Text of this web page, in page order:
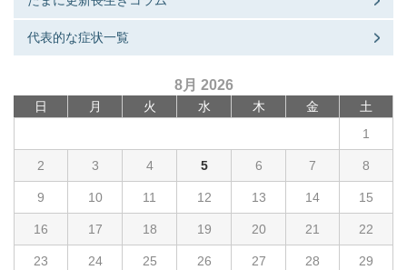
代表的な症状一覧
8月 2026
日 月 火 水 木 金 土
1
2 3 4 5 6 7 8
9 10 11 12 13 14 15
16 17 18 19 20 21 22
23 24 25 26 27 28 29